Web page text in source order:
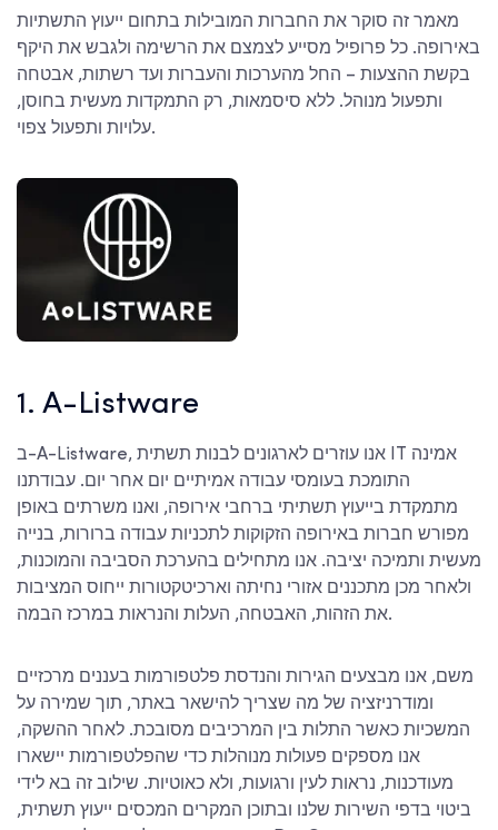
מאמר זה סוקר את החברות המובילות בתחום ייעוץ התשתיות
באירופה. כל פרופיל מסייע לצמצם את הרשימה ולגבש את היקף
בקשת ההצעות – החל מהערכות והעברות ועד רשתות, אבטחה
ותפעול מנוהל. ללא סיסמאות, רק התמקדות מעשית בחוסן,
עלויות ותפעול צפוי.
1. A-Listware
ב-A-Listware, אנו עוזרים לארגונים לבנות תשתית IT אמינה
התומכת בעומסי עבודה אמיתיים יום אחר יום. עבודתנו
מתמקדת בייעוץ תשתיתי ברחבי אירופה, ואנו משרתים באופן
מפורש חברות באירופה הזקוקות לתכניות עבודה ברורות, בנייה
מעשית ותמיכה יציבה. אנו מתחילים בהערכת הסביבה והמוכנות,
ולאחר מכן מתכננים אזורי נחיתה וארכיטקטורות ייחוס המציבות
את הזהות, האבטחה, העלות והנראות במרכז הבמה.
משם, אנו מבצעים הגירות והנדסת פלטפורמות בעננים מרכזיים
ומודרניזציה של מה שצריך להישאר באתר, תוך שמירה על
המשכיות כאשר התלות בין המרכיבים מסובכת. לאחר ההשקה,
אנו מספקים פעולות מנוהלות כדי שהפלטפורמות יישארו
מעודכנות, נראות לעין ורגועות, ולא כאוטיות. שילוב זה בא לידי
ביטוי בדפי השירות שלנו ובתוכן המקרים המכסים ייעוץ תשתית,